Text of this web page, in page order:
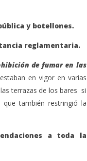
y botellones.
reglamentaria.
de fumar en las
en vigor en varias
terrazas de los bares si
que también restringió la
a toda la